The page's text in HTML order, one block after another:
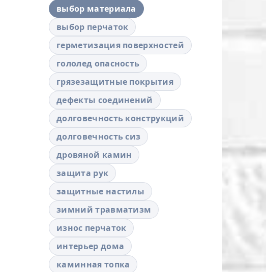
выбор материала
выбор перчаток
герметизация поверхностей
гололед опасность
грязезащитные покрытия
дефекты соединений
долговечность конструкций
долговечность сиз
дровяной камин
защита рук
защитные настилы
зимний травматизм
износ перчаток
интерьер дома
каминная топка